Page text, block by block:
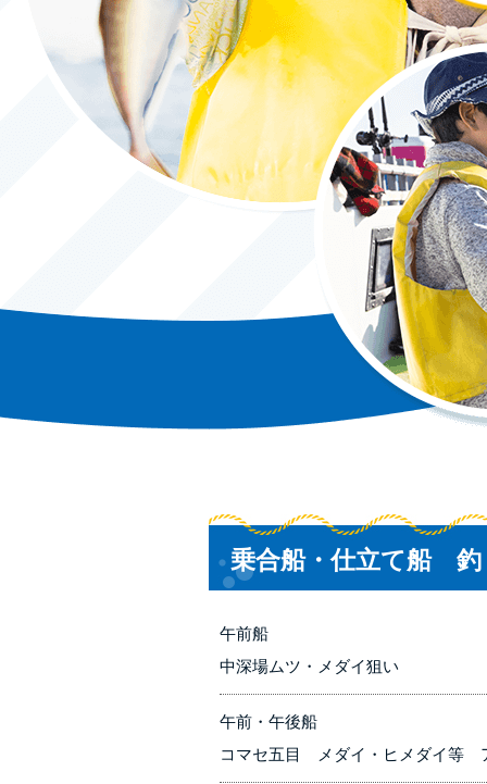
乗合船・仕立て船 釣
午前船
中深場ムツ・メダイ狙い
午前・午後船
コマセ五目 メダイ・ヒメダイ等